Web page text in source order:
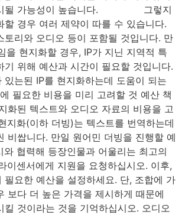
될 가능성이 높습니다.⠀⠀⠀⠀⠀⠀ 그렇지
할 경우 여러 제약이 따를 수 있습니다.
토리와 오디오 등이 포함될 것입니다. 만
을 현지화할 경우, IP가 지닌 지역적 특
기 위해 예산과 시간이 필요할 것입니다.
있는된 IP를 현지화하는데 도움이 되는
필요한 비용을 미리 고려할 것 예산 책
화된 텍스트와 오디오 자료의 비용을 고
지화(이하 더빙)는 텍스트를 번역하는데
비쌉니다. 만일 원어민 더빙을 진행할 예
와 협력해 등장인물과 어울리는 최고의
이센서에게 지원을 요청하십시오. 이후,
필요한 예산을 설정하세요. 단, 조합에 가
보다 더 높은 가격을 제시하게 때문에
킬 것이라는 것을 기억하십시오. 오디오